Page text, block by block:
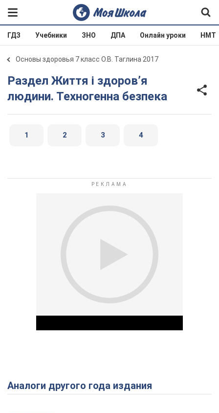
ГДЗ Учебники ЗНО ДПА Онлайн уроки НМТ
Основы здоровья 7 класс О.В. Таглина 2017
Раздел Життя і здоров’я
людини. Техногенна безпека
1 2 3 4
Play Video
Аналоги другого года издания